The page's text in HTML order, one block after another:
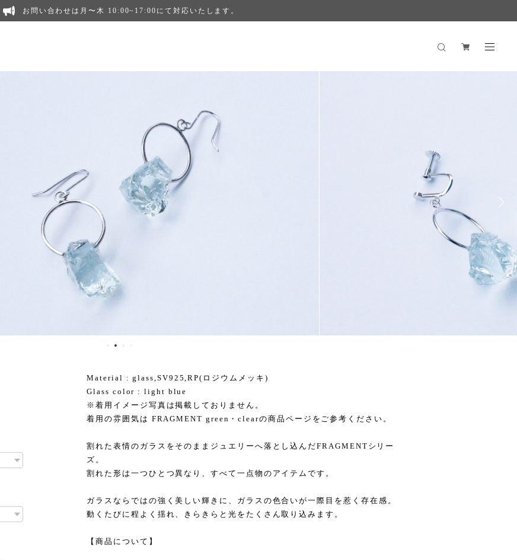
お問い合わせは月〜木 10:00~17:00にて対応いたします。
Material : glass,SV925,RP(ロジウムメッキ)
Glass color : light blue
※着用イメージ写真は掲載しておりません。
着用の雰囲気は FRAGMENT green・clearの商品ページをご参考ください。
割れた表情のガラスをそのままジュエリーへ落とし込んだFRAGMENTシリー
ズ。
割れた形は一つひとつ異なり、すべて一点物のアイテムです。
ガラスならではの強く美しい輝きに、ガラスの色合いが一際目を惹く存在感。
動くたびに程よく揺れ、きらきらと光をたくさん取り込みます。
【商品について】